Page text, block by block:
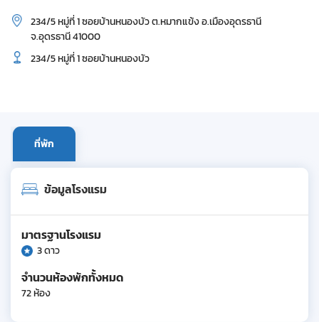
234/5 หมู่ที่ 1 ซอยบ้านหนองบัว ต.หมากแข้ง อ.เมืองอุดรธานี
จ.อุดรธานี 41000
234/5 หมู่ที่ 1 ซอยบ้านหนองบัว
ที่พัก
ข้อมูลโรงแรม
มาตรฐานโรงแรม
3 ดาว
จำนวนห้องพักทั้งหมด
72 ห้อง